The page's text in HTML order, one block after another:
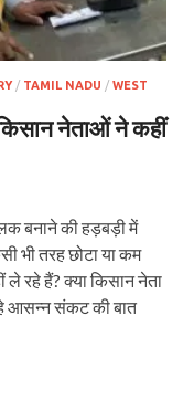
/ TAMIL NADU / WEST
नेताओं ने कहीं
बनाने की हड़बड़ी में
भी तरह छोटा या कम
ले रहे हैं? क्या किसान नेता
आसन्न संकट की बात